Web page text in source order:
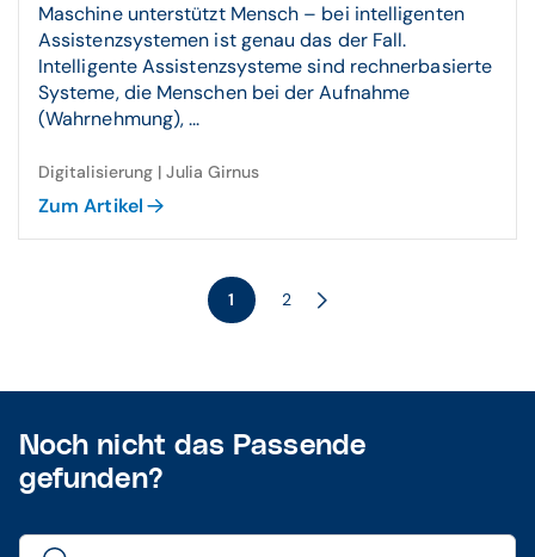
Maschine unterstützt Mensch – bei intelligenten
Assistenzsystemen ist genau das der Fall.
Intelligente Assistenzsysteme sind rechnerbasierte
Systeme, die Menschen bei der Aufnahme
(Wahrnehmung), ...
Digitalisierung | Julia Girnus
Zum Artikel
1 2
Noch nicht das Passende
gefunden?